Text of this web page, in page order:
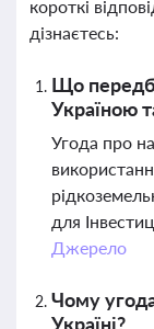
короткі
дізнаєтесь:
Що
Україною
Угода про
для
Джерело
Чому
Україні?